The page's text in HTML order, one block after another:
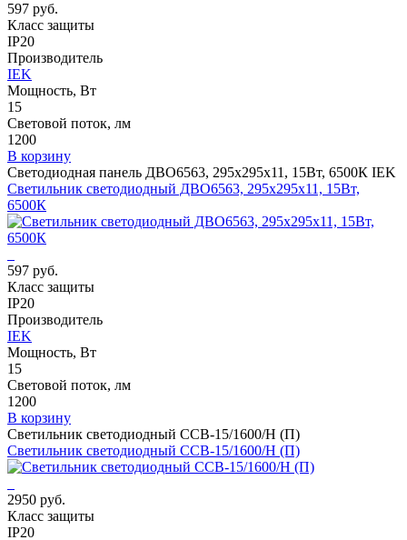
597 руб.
Класс защиты
IP20
Производитель
IEK
Мощность, Вт
15
Световой поток, лм
1200
В корзину
Светодиодная панель ДВО6563, 295х295х11, 15Вт, 6500К IEK
Светильник светодиодный ДВО6563, 295х295х11, 15Вт,
6500К
597 руб.
Класс защиты
IP20
Производитель
IEK
Мощность, Вт
15
Световой поток, лм
1200
В корзину
Светильник светодиодный ССВ-15/1600/Н (П)
Светильник светодиодный ССВ-15/1600/Н (П)
2950 руб.
Класс защиты
IP20